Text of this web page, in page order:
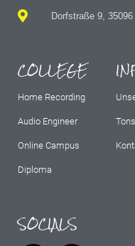
Dorfstraße 9,
COLLEGE
Home Recording
Audio Engineer
Online Campus
Diploma
SOCIALS